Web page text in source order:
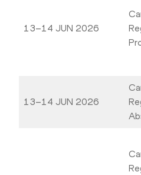
13–14 JUN 2026
13–14 JUN 2026